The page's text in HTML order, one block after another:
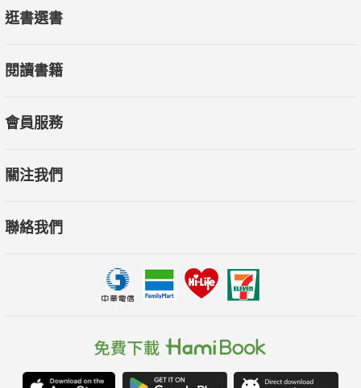
腦記憶步驟）。將今天發生的事告訴家人，或透過寫部落格的方
統整出他人也能輕鬆看懂的有效資訊。
逛書選書
閱讀書籍
會員服務
關注我們
聯絡我們